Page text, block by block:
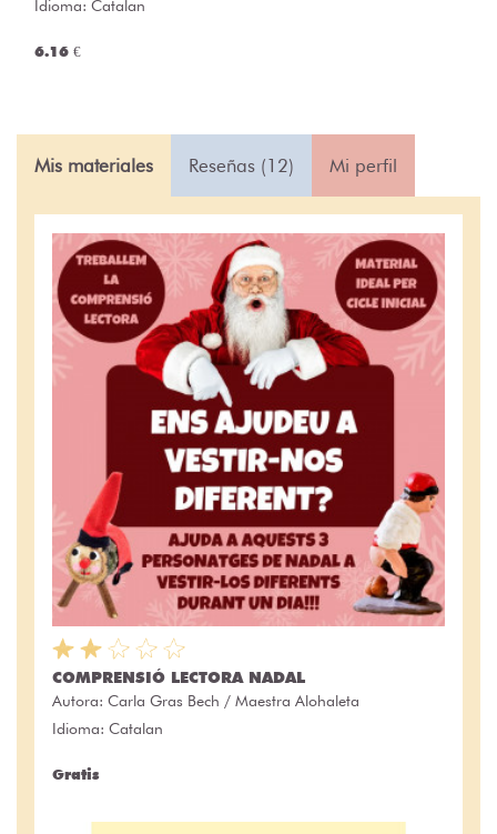
Idioma: Catalan
6.16 €
Mis materiales Reseñas (12) Mi perfil
COMPRENSIÓ LECTORA NADAL
Autora: Carla Gras Bech / Maestra Alohaleta
Idioma: Catalan
Gratis